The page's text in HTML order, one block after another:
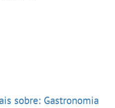
sobre: Gastronomia